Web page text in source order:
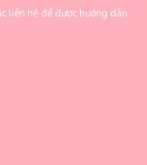
liên hệ để được hướng dẫn